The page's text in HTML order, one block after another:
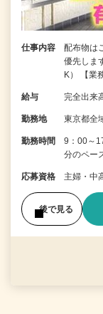
仕事内容
配布物は
優先しま
K） 【業
給与 完全出来
勤務地 東京都全
勤務時間
9：00～
分のペー
応募資格 主婦・中
後で見る